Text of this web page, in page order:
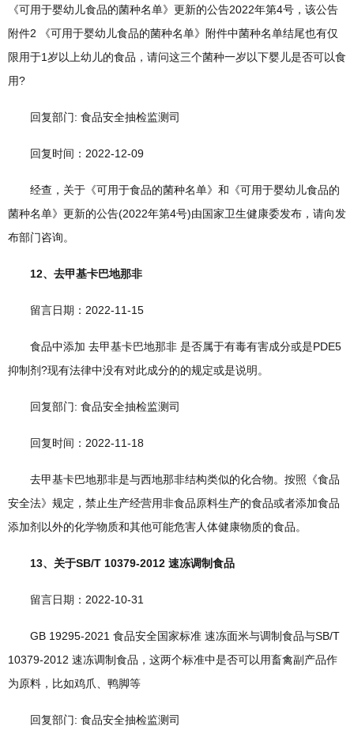
《可用于婴幼儿食品的菌种名单》更新的公告2022年第4号，该公告
附件2 《可用于婴幼儿食品的菌种名单》附件中菌种名单结尾也有仅
限用于1岁以上幼儿的食品，请问这三个菌种一岁以下婴儿是否可以食
用?
回复部门: 食品安全抽检监测司
回复时间：2022-12-09
经查，关于《可用于食品的菌种名单》和《可用于婴幼儿食品的
菌种名单》更新的公告(2022年第4号)由国家卫生健康委发布，请向发
布部门咨询。
12、去甲基卡巴地那非
留言日期：2022-11-15
食品中添加 去甲基卡巴地那非 是否属于有毒有害成分或是PDE5
抑制剂?现有法律中没有对此成分的的规定或是说明。
回复部门: 食品安全抽检监测司
回复时间：2022-11-18
去甲基卡巴地那非是与西地那非结构类似的化合物。按照《食品
安全法》规定，禁止生产经营用非食品原料生产的食品或者添加食品
添加剂以外的化学物质和其他可能危害人体健康物质的食品。
13、关于SB/T 10379-2012 速冻调制食品
留言日期：2022-10-31
GB 19295-2021 食品安全国家标准 速冻面米与调制食品与SB/T
10379-2012 速冻调制食品，这两个标准中是否可以用畜禽副产品作
为原料，比如鸡爪、鸭脚等
回复部门: 食品安全抽检监测司